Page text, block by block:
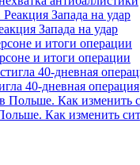
Запада на удар
и итоги операции
40-дневная операция
Как изменить